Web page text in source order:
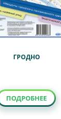
ГРОДНО
ПОДРОБНЕЕ